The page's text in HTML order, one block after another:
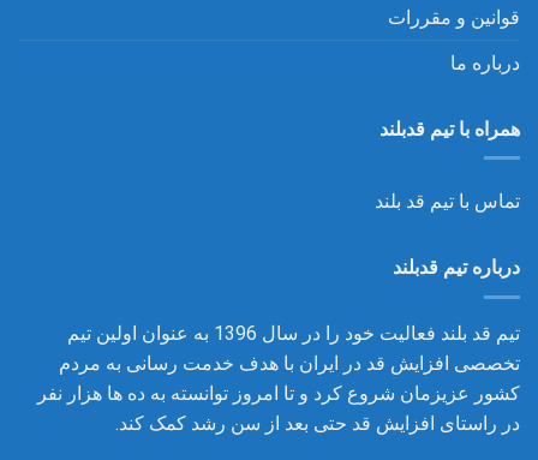
قوانین و مقررات
درباره ما
همراه با تیم قدبلند
تماس با تیم قد بلند
درباره تیم قدبلند
تیم قد بلند فعالیت خود را در سال 1396 به عنوان اولین تیم
تخصصی افزایش قد در ایران با هدف خدمت رسانی به مردم
کشور عزیزمان شروع کرد و تا امروز توانسته به ده ها هزار نفر
در راستای افزایش قد حتی بعد از سن رشد کمک کند.